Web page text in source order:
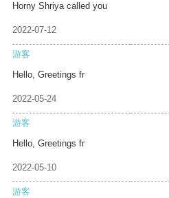
Horny Shriya called you
2022-07-12
游客
Hello, Greetings fr
2022-05-24
游客
Hello, Greetings fr
2022-05-10
游客